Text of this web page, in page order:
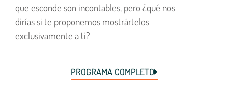
que esconde son incontables, pero ¿qué nos
dirías si te proponemos mostrártelos
exclusivamente a ti?
PROGRAMA COMPLETO